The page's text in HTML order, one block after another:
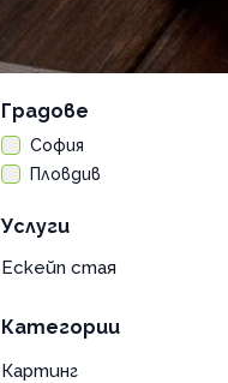
Градове
София
Пловдив
Услуги
Ескейп стая
Категории
Картинг